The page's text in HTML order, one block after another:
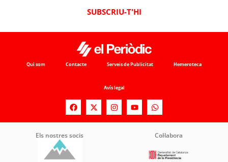
SUBSCRIU-T'HI
Qui som Contacte Serveis de Publicitat Hemeroteca
Avís legal
Els nostres socis Col·labora